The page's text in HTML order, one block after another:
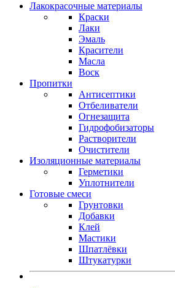
Лакокрасочные материалы
Краски
Лаки
Эмаль
Красители
Масла
Воск
Пропитки
Антисептики
Отбеливатели
Огнезащита
Гидрофобизаторы
Растворители
Очистители
Изоляционные материалы
Герметики
Уплотнители
Готовые смеси
Грунтовки
Добавки
Клей
Мастики
Шпатлёвки
Штукатурки